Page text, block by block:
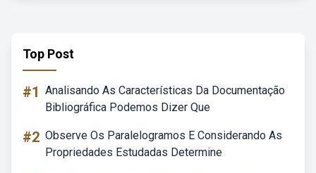
Top Post
#1 Analisando As Características Da Documentação
Bibliográfica Podemos Dizer Que
#2 Observe Os Paralelogramos E Considerando As
Propriedades Estudadas Determine